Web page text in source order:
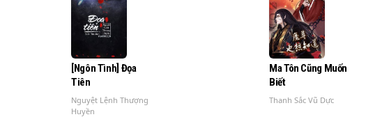
[Ngôn Tình] Đọa
Tiên
Nguyệt Lệnh Thượng
Huyền
Ma Tôn Cũng Muốn
Biết
Thanh Sắc Vũ Dực